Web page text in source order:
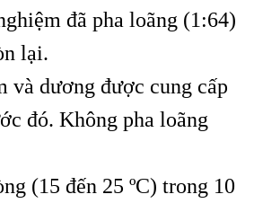
đã pha loãng (1:64)
lại.
và dương được cung cấp
đó. Không pha loãng
(15 đến 25 ºC) trong 10